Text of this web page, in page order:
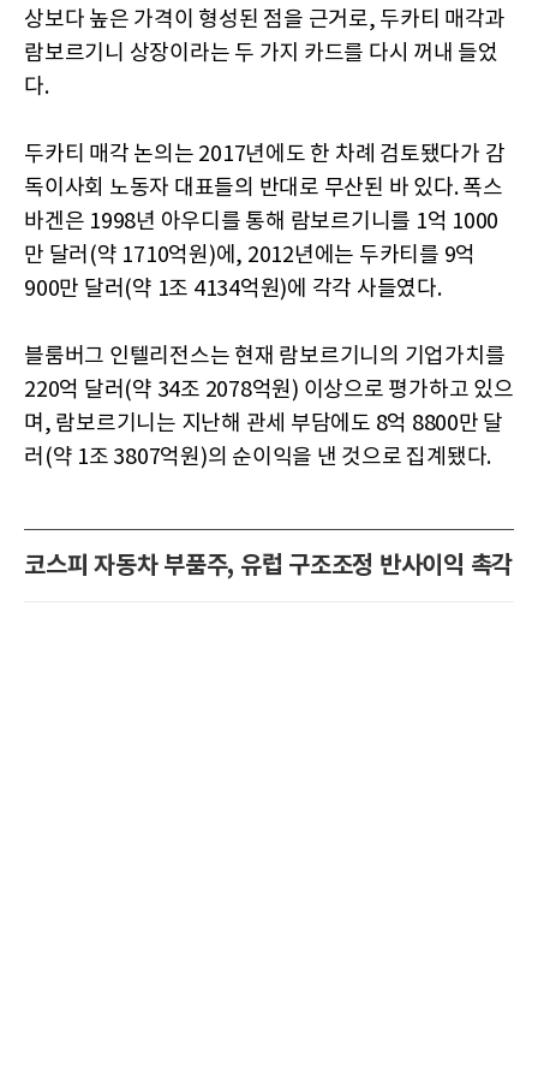
상보다 높은 가격이 형성된 점을 근거로, 두카티 매각과
람보르기니 상장이라는 두 가지 카드를 다시 꺼내 들었
다.
두카티 매각 논의는 2017년에도 한 차례 검토됐다가 감
독이사회 노동자 대표들의 반대로 무산된 바 있다. 폭스
바겐은 1998년 아우디를 통해 람보르기니를 1억 1000
만 달러(약 1710억원)에, 2012년에는 두카티를 9억
900만 달러(약 1조 4134억원)에 각각 사들였다.
블룸버그 인텔리전스는 현재 람보르기니의 기업가치를
220억 달러(약 34조 2078억원) 이상으로 평가하고 있으
며, 람보르기니는 지난해 관세 부담에도 8억 8800만 달
러(약 1조 3807억원)의 순이익을 낸 것으로 집계됐다.
코스피 자동차 부품주, 유럽 구조조정 반사이익 촉각